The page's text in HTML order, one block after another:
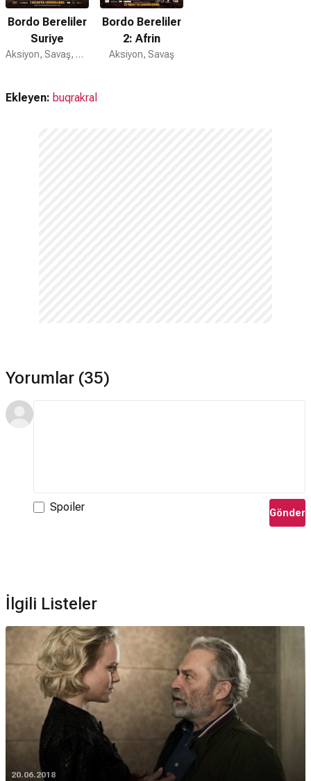
Bordo Bereliler
Suriye
Aksiyon, Savaş, Dram
Bordo Bereliler
2: Afrin
Aksiyon, Savaş
Ekleyen: buqrakral
Yorumlar (35)
Spoiler Gönder
İlgili Listeler
20.06.2018